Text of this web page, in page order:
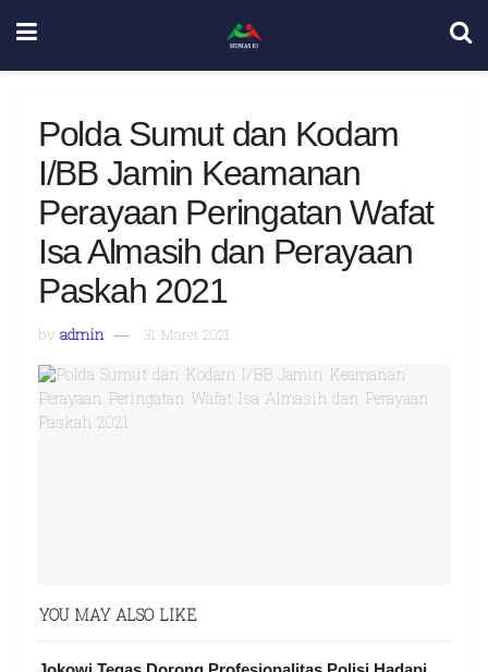
Polda Sumut dan Kodam
I/BB Jamin Keamanan
Perayaan Peringatan Wafat
Isa Almasih dan Perayaan
Paskah 2021
by admin 31 Maret 2021
YOU MAY ALSO LIKE